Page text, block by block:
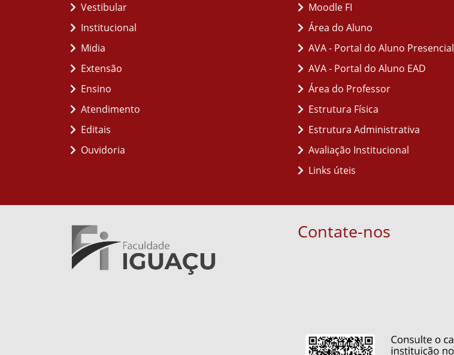
Vestibular
Institucional
Midia
Extensão
Ensino
Atendimento
Editais
Ouvidoria
Moodle FI
Área do Aluno
AVA - Portal do Aluno Presencial
AVA - Portal do Aluno EAD
Área do Professor
Estrutura Física
Estrutura Administrativa
Avaliação Institucional
Links úteis
Contate-nos